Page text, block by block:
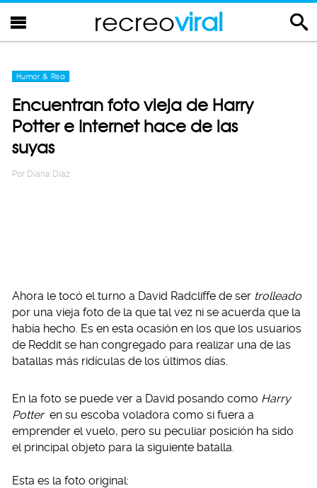
recreoviral
Humor & Risa
Encuentran foto vieja de Harry
Potter e Internet hace de las
suyas
Por Diana Diaz
Ahora le tocó el turno a David Radcliffe de ser trolleado
por una vieja foto de la que tal vez ni se acuerda que la
había hecho. Es en esta ocasión en los que los usuarios
de Reddit se han congregado para realizar una de las
batallas más ridículas de los últimos días.
En la foto se puede ver a David posando como Harry
Potter en su escoba voladora como si fuera a
emprender el vuelo, pero su peculiar posición ha sido
el principal objeto para la siguiente batalla.
Esta es la foto original: